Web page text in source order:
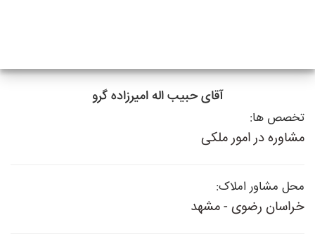
آقای حبیب اله امیرزاده گرو
تخصص ها:
مشاوره در امور ملکی
محل مشاور املاک:
خراسان رضوی - مشهد